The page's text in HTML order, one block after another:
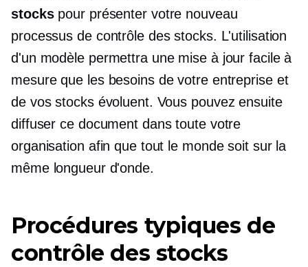
stockspour présenter votre nouveau
processus de contrôle des stocks. L'utilisation
d'un modèle permettra une mise à jour facile à
mesure que les besoins de votre entreprise et
de vos stocks évoluent. Vous pouvez ensuite
diffuser ce document dans toute votre
organisation afin que tout le monde soit sur la
même longueur d'onde.
Procédures typiques de
contrôle des stocks